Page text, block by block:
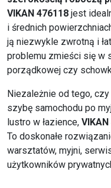
VIKAN 476118 jest
i średnich
ją niezwykle zwrotną i
problemu zmieści się w
porządkowej czy
Niezależnie od tego,
szybę samochodu po
lustro w łazience,
To doskonałe
warsztatów, myjni,
użytkowników